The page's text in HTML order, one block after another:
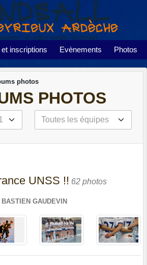
inscriptions Evènements Photos
photos
PHOTOS
UNSS !! 62 photos
BASTIEN GAUDEVIN
cookies